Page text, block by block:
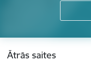
Ātrās saites